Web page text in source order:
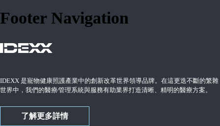
Footer Navigation
IDEXX 是寵物健康照護產業中的創新改革世界領導品牌。在這更迭不斷的繁雜
世界中，我們的醫療∕管理系統與服務有助業界打造清晰、精明的醫療方案。
了解更多詳情